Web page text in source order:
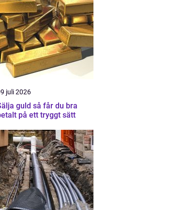
juli 2026
guld så får du bra
på ett tryggt sätt